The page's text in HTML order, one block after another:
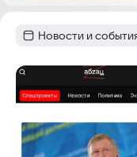
Категория :
Новости и